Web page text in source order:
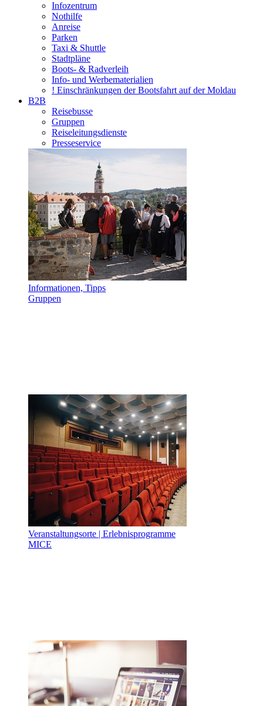
Infozentrum
Nothilfe
Anreise
Parken
Taxi & Shuttle
Stadtpläne
Boots- & Radverleih
Info- und Werbematerialien
! Einschränkungen der Bootsfahrt auf der Moldau
B2B
Reisebusse
Gruppen
Reiseleitungsdienste
Presseservice
Informationen, Tipps
Gruppen
Veranstaltungsorte | Erlebnisprogramme
MICE